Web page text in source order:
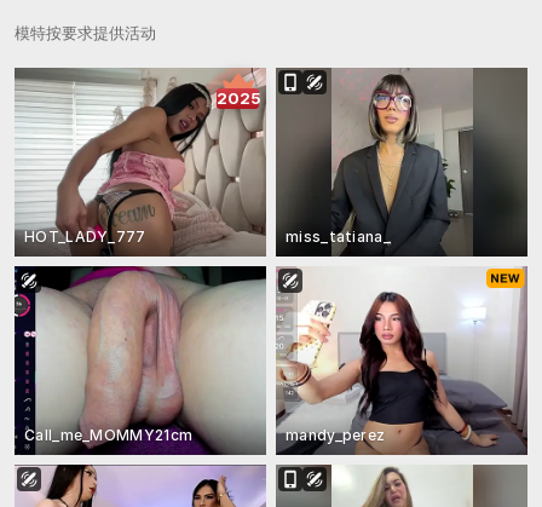
模特按要求提供活动
2025
HOT_LADY_777 miss_tatiana_
Call_me_MOMMY21cm mandy_perez